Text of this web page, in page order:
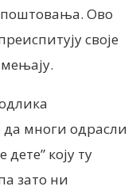
Ово
своје
да многи одрасли
коју ту
зато ни